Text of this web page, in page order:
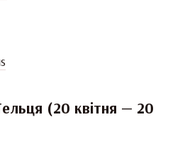
(20 квітня — 20